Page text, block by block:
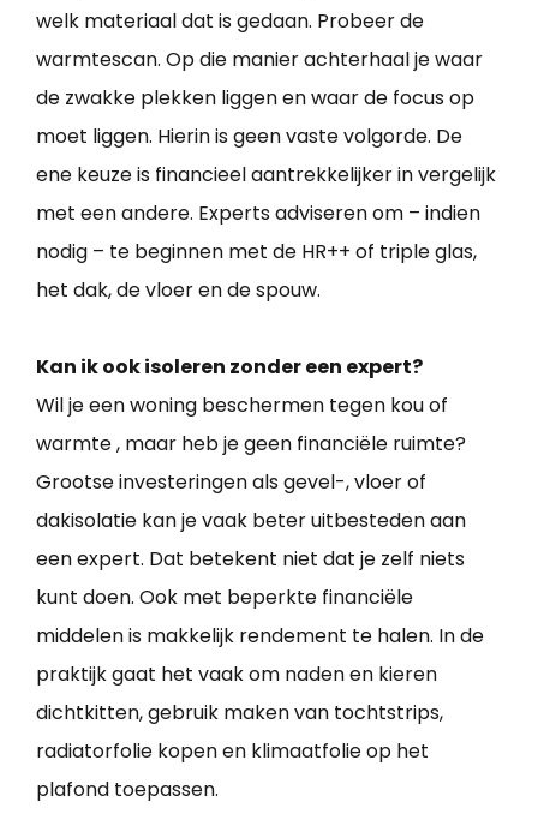
welk materiaal dat is gedaan. Probeer de
warmtescan. Op die manier achterhaal je waar
de zwakke plekken liggen en waar de focus op
moet liggen. Hierin is geen vaste volgorde. De
ene keuze is financieel aantrekkelijker in vergelijk
met een andere. Experts adviseren om – indien
nodig – te beginnen met de HR++ of triple glas,
het dak, de vloer en de spouw.
Kan ik ook isoleren zonder een expert?
Wil je een woning beschermen tegen kou of
warmte , maar heb je geen financiële ruimte?
Grootse investeringen als gevel-, vloer of
dakisolatie kan je vaak beter uitbesteden aan
een expert. Dat betekent niet dat je zelf niets
kunt doen. Ook met beperkte financiële
middelen is makkelijk rendement te halen. In de
praktijk gaat het vaak om naden en kieren
dichtkitten, gebruik maken van tochtstrips,
radiatorfolie kopen en klimaatfolie op het
plafond toepassen.